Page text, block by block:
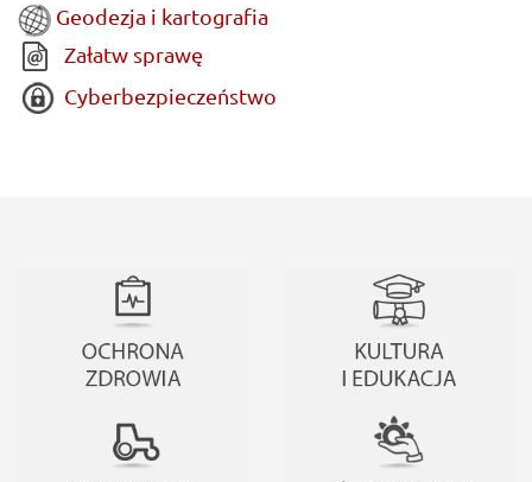
Geodezja i kartografia
Załatw sprawę
Cyberbezpieczeństwo